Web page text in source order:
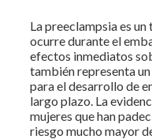
La preeclampsia es
ocurre durante el
efectos inmediatos
también representa
para el desarrollo de
largo plazo. La
mujeres que han
riesgo mucho mayor